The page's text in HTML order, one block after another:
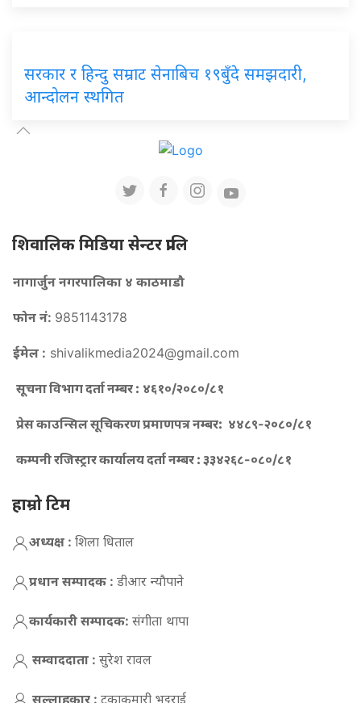
सरकार र हिन्दु सम्राट सेनाबिच १९बुँदे समझदारी,
आन्दोलन स्थगित
शिवालिक मिडिया सेन्टर प्रालि
नागार्जुन नगरपालिका ४ काठमाडौ
फोन नं: 9851143178
ईमेल : shivalikmedia2024@gmail.com
सूचना विभाग दर्ता नम्बर : ४६१०/२०८०/८१
प्रेस काउन्सिल सूचिकरण प्रमाणपत्र नम्बर: ४४८९-२०८०/८१
कम्पनी रजिस्ट्रार कार्यालय दर्ता नम्बर : ३३४२६८-०८०/८१
हाम्रो टिम
अध्यक्ष : शिला धिताल
प्रधान सम्पादक : डीआर न्याैपाने
कार्यकारी सम्पादक: संगीता थापा
सम्वाददाता : सुरेश रावल
सल्लाहकार : टुकाकुमारी भट्टराई